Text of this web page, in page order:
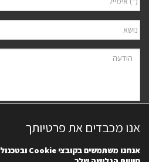
הפרטיותשל האתר. ידוע לי שאוכל לבטל את
אנו מכבדים את פרטיותך
אנחנו משתמשים בקובציCookie